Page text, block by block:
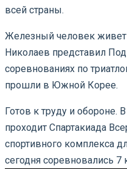
всей страны.
Железный человек живет
Николаев представил
соревнованиях по
прошли в Южной Корее.
Готов к труду и обороне.
проходит Спартакиада
спортивного комплекса
сегодня соревновались 7